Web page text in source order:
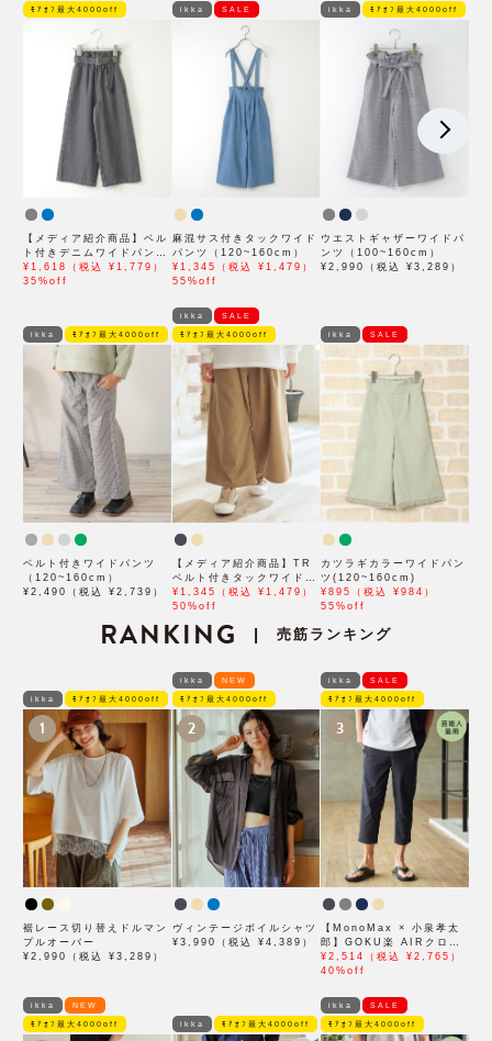
ﾓｱｵﾌ最大4000off
【メディア紹介商品】ベル
ト付きデニムワイドパンツ
（120~160cm）
¥1,618（税込 ¥1,779）
35%off
ikka SALE
麻混サス付きタックワイド
パンツ（120~160cm）
¥1,345（税込 ¥1,479）
55%off
ikka ﾓｱｵﾌ最大4000off
ウエストギャザーワイドパ
ンツ（100~160cm）
¥2,990（税込 ¥3,289）
ikka ﾓｱｵﾌ最大4000off
ベルト付きワイドパンツ
（120~160cm）
¥2,490（税込 ¥2,739）
ikka SALE
ﾓｱｵﾌ最大4000off
【メディア紹介商品】TR
ベルト付きタックワイドパ
ンツ（120~160cm）
¥1,345（税込 ¥1,479）
50%off
ikka SALE
カツラギカラーワイドパン
ツ(120~160cm)
¥895（税込 ¥984）
55%off
RANKING | 売筋ランキング
ikka ﾓｱｵﾌ最大4000off
1
裾レース切り替えドルマン
プルオーバー
¥2,990（税込 ¥3,289）
ikka NEW
ﾓｱｵﾌ最大4000off
2
ヴィンテージボイルシャツ
¥3,990（税込 ¥4,389）
ikka SALE
ﾓｱｵﾌ最大4000off
3
【MonoMax × 小泉孝太
郎】GOKU楽 AIRクロッ
プドパンツ「小泉孝太郎さ
ん着用モデル」
¥2,514（税込 ¥2,765）
40%off
ikka NEW
ﾓｱｵﾌ最大4000off ikka ﾓｱｵﾌ最大4000off
ikka SALE
ﾓｱｵﾌ最大4000off